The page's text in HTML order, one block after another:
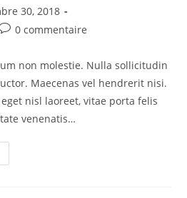
30, 2018
0 commentaire
non molestie. Nulla sollicitudin
Maecenas vel hendrerit nisi.
nisl laoreet, vitae porta felis
venenatis…